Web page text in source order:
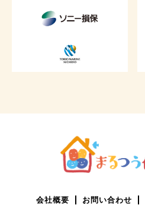
会社概要 お問い合わせ